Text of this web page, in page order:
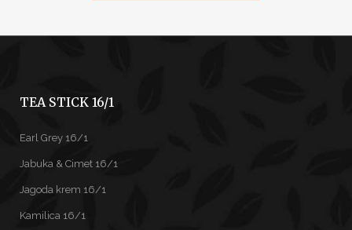
TEA STICK 16/1
Earl Grey 16/1
Jabuka & Cimet 16/1
Jagoda krem 16/1
Kamilica 16/1